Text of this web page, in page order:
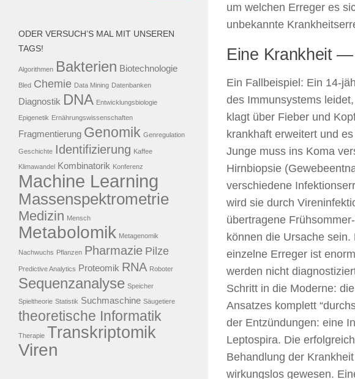
um welchen Erreger es
unbekannte
Eine Krankheit
Ein Fallbeispiel: Ein 14-
des Immunsystems
klagt über Fieber und
krankhaft erweitert und
Junge muss ins Koma
Hirnbiopsie
verschiedene
wird sie durch
übertragene
können die Ursache
einzelne Erreger ist
werden nicht
Schritt in die Moderne:
Ansatzes komplett
der Entzündungen: eine
Leptospira. Die
Behandlung der
wirkungslos gewesen.
ODER VERSUCH’S MAL MIT UNSEREN
TAGS!
Algorithmen Bakterien Biotechnologie
Bled Chemie Data Mining Datenbanken
Diagnostik DNA Entwicklungsbiologie
Epigenetik Ernährungswissenschaften
Fragmentierung Genomik Genregulation
Geschichte Identifizierung Kaffee
Klimawandel Kombinatorik Konferenz
Machine Learning
Massenspektrometrie
Medizin Mensch
Metabolomik Metagenomik
Nachwuchs Pflanzen Pharmazie Pilze
Predictive Analytics Proteomik RNA Roboter
Sequenzanalyse Speicher
Spieltheorie Statistik Suchmaschine Säugetiere
theoretische Informatik
Therapie Transkriptomik
Viren